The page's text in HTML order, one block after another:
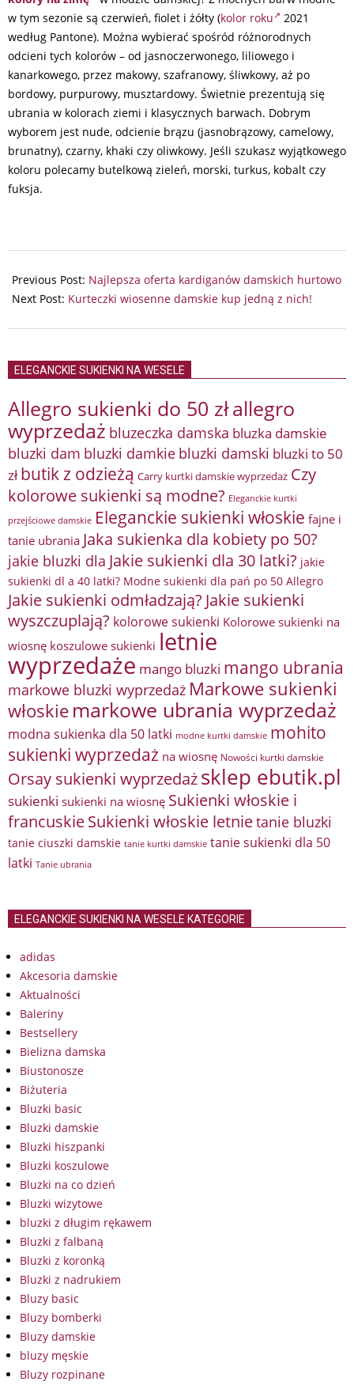
w tym sezonie są czerwień, fiolet i żółty (kolor roku
2021
według Pantone). Można wybierać spośród różnorodnych
odcieni tych kolorów – od jasnoczerwonego, liliowego i
kanarkowego, przez makowy, szafranowy, śliwkowy, aż po
bordowy, purpurowy, musztardowy. Świetnie prezentują się
ubrania w kolorach ziemi i klasycznych barwach. Dobrym
wyborem jest nude, odcienie brązu (jasnobrązowy, camelowy,
brunatny), czarny, khaki czy oliwkowy. Jeśli szukasz wyjątkowego
koloru polecamy butelkową zieleń, morski, turkus, kobalt czy
fuksja.
10-
19
Previous Post: Najlepsza oferta kardiganów damskich hurtowo
Next Post: Kurteczki wiosenne damskie kup jedną z nich!
ELEGANCKIE SUKIENKI NA WESELE
Allegro sukienki do 50 złallegro
wyprzedaż bluzeczka damska bluzka damskie
bluzki dam bluzki damkie bluzki damski bluzki to 50
zł butik z odzieżą Carry kurtki damskie wyprzedaż Czy
kolorowe sukienki są modne? Eleganckie kurtki
przejściowe damskie Eleganckie sukienki włoskie fajne i
tanie ubrania Jaka sukienka dla kobiety po 50?
jakie bluzki dla Jakie sukienki dla 30 latki? jakie
sukienki dl a 40 latki? Modne sukienki dla pań po 50 Allegro
Jakie sukienki odmładzają? Jakie sukienki
wyszczuplają? kolorowe sukienki Kolorowe sukienki na
wiosnę koszulowe sukienki letnie
wyprzedaże mango bluzki mango ubrania
markowe bluzki wyprzedaż Markowe sukienki
włoskie markowe ubrania wyprzedaż
modna sukienka dla 50 latki modne kurtki damskie mohito
sukienki wyprzedaż na wiosnę Nowości kurtki damskie
Orsay sukienki wyprzedażsklep ebutik.pl
sukienki sukienki na wiosnę Sukienki włoskie i
francuskieSukienki włoskie letnietanie bluzki
tanie ciuszki damskie tanie kurtki damskie tanie sukienki dla 50
latki Tanie ubrania
ELEGANCKIE SUKIENKI NA WESELE KATEGORIE
adidas
Akcesoria damskie
Aktualności
Baleriny
Bestsellery
Bielizna damska
Biustonosze
Biżuteria
Bluzki basic
Bluzki damskie
Bluzki hiszpanki
Bluzki koszulowe
Bluzki na co dzień
Bluzki wizytowe
bluzki z długim rękawem
Bluzki z falbaną
Bluzki z koronką
Bluzki z nadrukiem
Bluzy basic
Bluzy bomberki
Bluzy damskie
bluzy męskie
Bluzy rozpinane